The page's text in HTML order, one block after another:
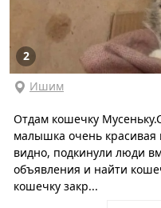
2
Ишим
Отдам кошечку
малышка очень
видно, подкинули люди
объявления и найти
кошечку закр...